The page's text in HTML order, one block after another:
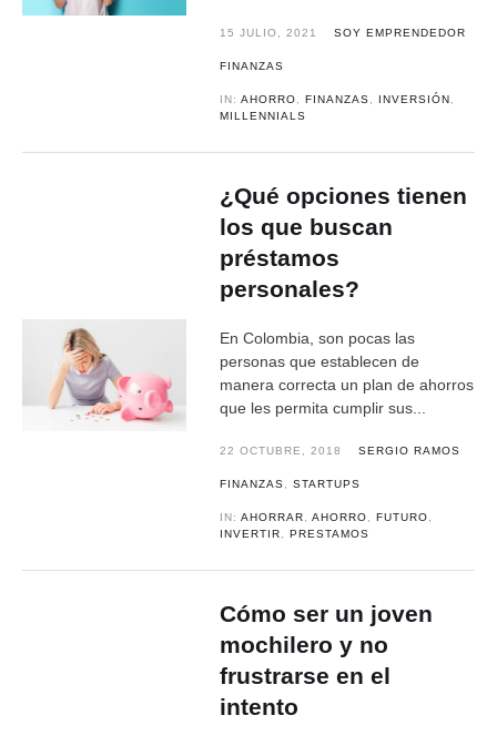
15 JULIO, 2021 SOY EMPRENDEDOR
FINANZAS
IN:AHORRO ,FINANZAS INVERSIÓN
MILLENNIALS
¿Qué opciones tienen
los que buscan
préstamos
personales?
En Colombia, son pocas las
personas que establecen de
manera correcta un plan de ahorros
que les permita cumplir sus...
22 OCTUBRE, 2018 SERGIO RAMOS
FINANZAS ,STARTUPS
IN:AHORRAR ,AHORRO ,FUTURO
INVERTIR
,PRESTAMOS
Cómo ser un joven
mochilero y no
frustrarse en el
intento